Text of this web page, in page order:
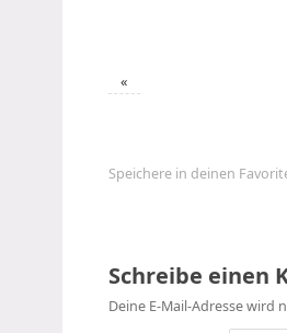
«
Speichere in deinen
Schreibe einen
Deine E-Mail-Adresse wird